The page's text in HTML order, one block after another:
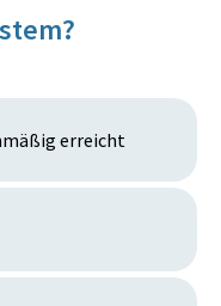
erreicht